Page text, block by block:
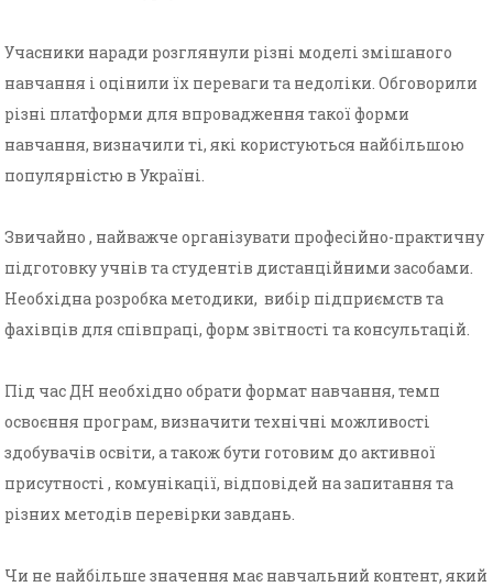
Учасники наради розглянули різні моделі змішаного
навчання і оцінили їх переваги та недоліки. Обговорили
різні платформи для впровадження такої форми
навчання, визначили ті, які користуються найбільшою
популярністю в Україні.
Звичайно , найважче організувати професійно-практичну
підготовку учнів та студентів дистанційними засобами.
Необхідна розробка методики, вибір підприємств та
фахівців для співпраці, форм звітності та консультацій.
Під час ДН необхідно обрати формат навчання, темп
освоєння програм, визначити технічні можливості
здобувачів освіти, а також бути готовим до активної
присутності , комунікації, відповідей на запитання та
різних методів перевірки завдань.
Чи не найбільше значення має навчальний контент, який